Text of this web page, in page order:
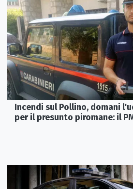
Incendi sul Pollino, domani
per il presunto piromane: il